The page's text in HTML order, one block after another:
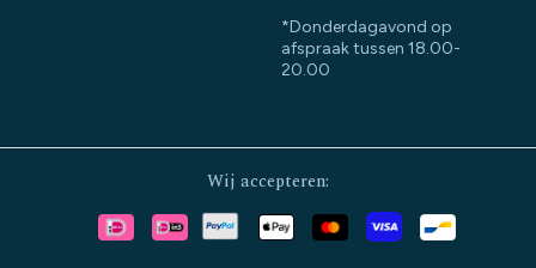
*Donderdagavond op
afspraak tussen 18.00-
20.00
Wij accepteren: